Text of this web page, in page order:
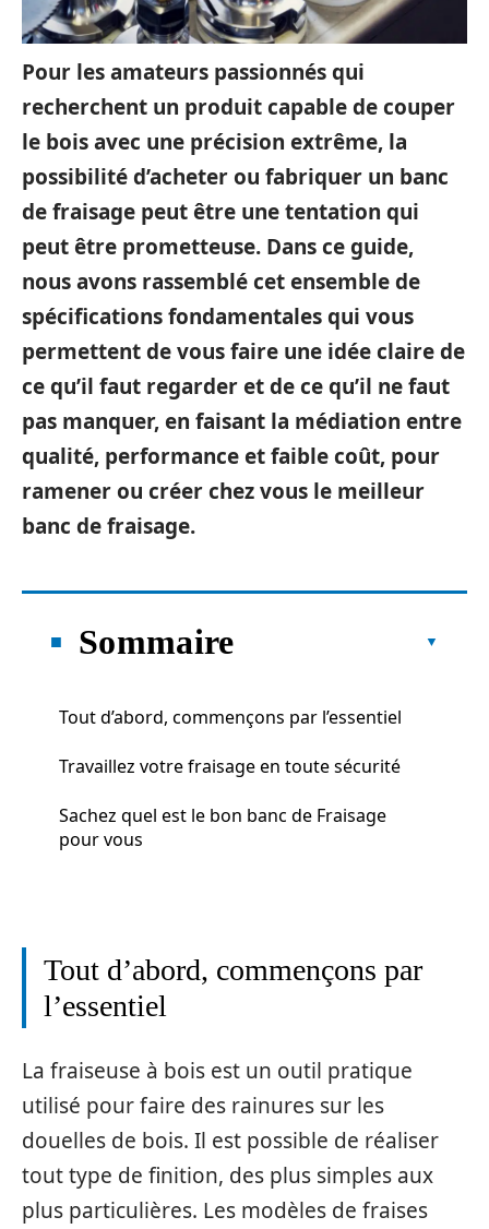
Pour les amateurs passionnés qui
recherchent un produit capable de couper
le bois avec une précision extrême, la
possibilité d’acheter ou fabriquer un banc
de fraisage peut être une tentation qui
peut être prometteuse. Dans ce guide,
nous avons rassemblé cet ensemble de
spécifications fondamentales qui vous
permettent de vous faire une idée claire de
ce qu’il faut regarder et de ce qu’il ne faut
pas manquer, en faisant la médiation entre
qualité, performance et faible coût, pour
ramener ou créer chez vous le meilleur
banc de fraisage.
Sommaire
Tout d’abord, commençons par l’essentiel
Travaillez votre fraisage en toute sécurité
Sachez quel est le bon banc de Fraisage
pour vous
Tout d’abord, commençons par
l’essentiel
La fraiseuse à bois est un outil pratique
utilisé pour faire des rainures sur les
douelles de bois. Il est possible de réaliser
tout type de finition, des plus simples aux
plus particulières. Les modèles de fraises